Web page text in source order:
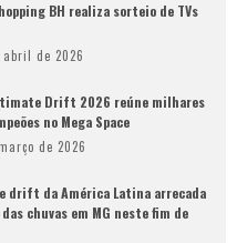
BH realiza sorteio de TVs
abril de 2026
Drift 2026 reúne milhares
no Mega Space
de 2026
drift da América Latina arrecada
chuvas em MG neste fim de